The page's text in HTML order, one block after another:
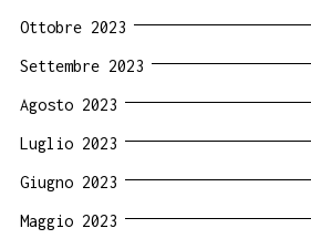
Ottobre 2023
Settembre 2023
Agosto 2023
Luglio 2023
Giugno 2023
Maggio 2023